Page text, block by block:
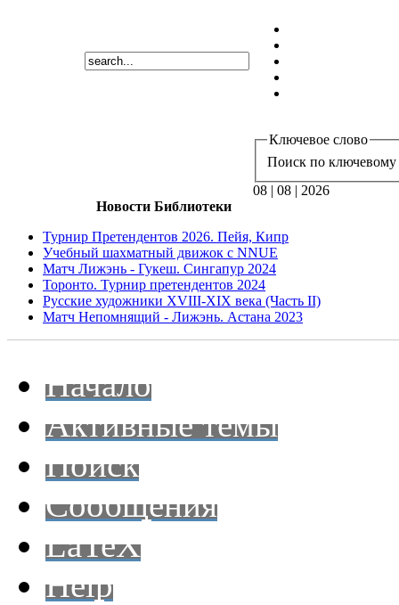
Ключевое слово
Поиск по ключевому
08 | 08 | 2026
Новости Библиотеки
Турнир Претендентов 2026. Пейя, Кипр
Учебный шахматный движок с NNUE
Матч Лижэнь - Гукеш. Сингапур 2024
Торонто. Турнир претендентов 2024
Русские художники XVIII-XIX века (Часть II)
Матч Непомнящий - Лижэнь. Астана 2023
Начало
Активные темы
Поиск
Сообщения
LaTeX
Help